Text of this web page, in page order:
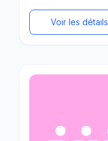
Voir les détails